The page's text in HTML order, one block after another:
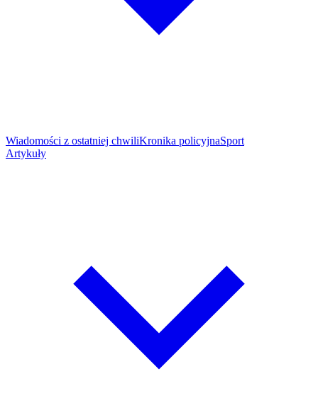
Wiadomości z ostatniej chwiliKronika policyjnaSport
Artykuły